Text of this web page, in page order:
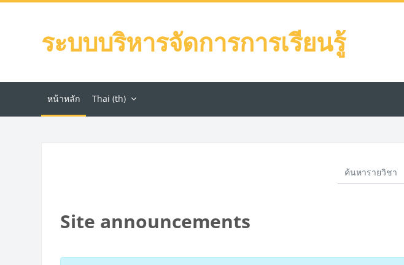
ระบบบริหารจัดการการเรียนรู้
หน้าหลัก Thai ‎(th)‎
ค้นหารายวิชา
Site announcements